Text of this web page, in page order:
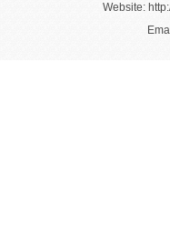
Website: